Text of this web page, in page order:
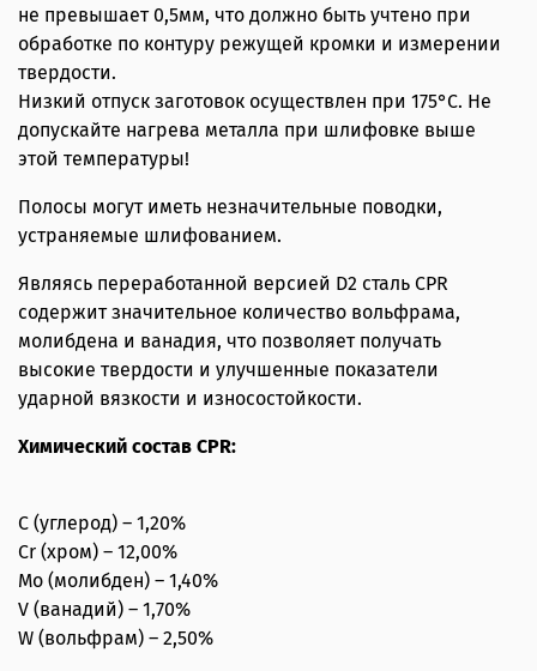
не превышает 0,5мм, что должно быть учтено при
обработке по контуру режущей кромки и измерении
твердости.
Низкий отпуск заготовок осуществлен при 175°С. Не
допускайте нагрева металла при шлифовке выше
этой температуры!
Полосы могут иметь незначительные поводки,
устраняемые шлифованием.
Являясь переработанной версией D2 сталь CPR
содержит значительное количество вольфрама,
молибдена и ванадия, что позволяет получать
высокие твердости и улучшенные показатели
ударной вязкости и износостойкости.
Химический состав CPR:
C (углерод) – 1,20%
Cr (хром) – 12,00%
Mo (молибден) – 1,40%
V (ванадий) – 1,70%
W (вольфрам) – 2,50%